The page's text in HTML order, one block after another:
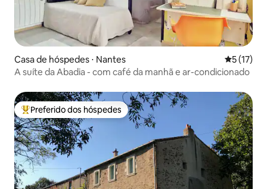
Casa de hóspedes ⋅ Nantes 5 de uma
5 (17)
A suíte da Abadia - com café da manhã e ar-condicionado
Entre os melhores preferidos dos hóspedes
Preferido dos hóspedes